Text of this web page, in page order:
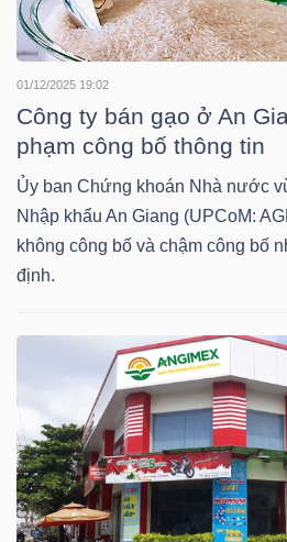
01/12/2025 19:02
Công ty bán gạo ở An
phạm công bố thông tin
Ủy ban Chứng khoán Nhà nước
Nhập khẩu An Giang (UPCoM:
không công bố và chậm công bố
định.
NGUYÊN
LIỆU
TIÊU
DÙNG
KHÔNG
THIẾT